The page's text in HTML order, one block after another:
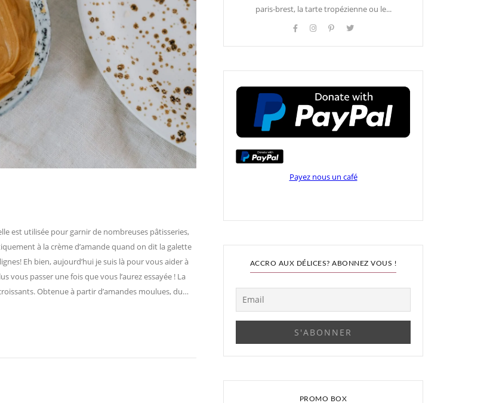
est utilisée pour garnir de nombreuses pâtisseries,
à la crème d’amande quand on dit la galette
Eh bien, aujourd’hui je suis là pour vous aider à
vous passer une fois que vous l’aurez essayée ! La
Obtenue à partir d’amandes moulues, du…
paris-brest, la tarte tropézienne ou le...
Payez nous un café
ACCRO AUX DÉLICES? ABONNEZ VOUS !
PROMO BOX